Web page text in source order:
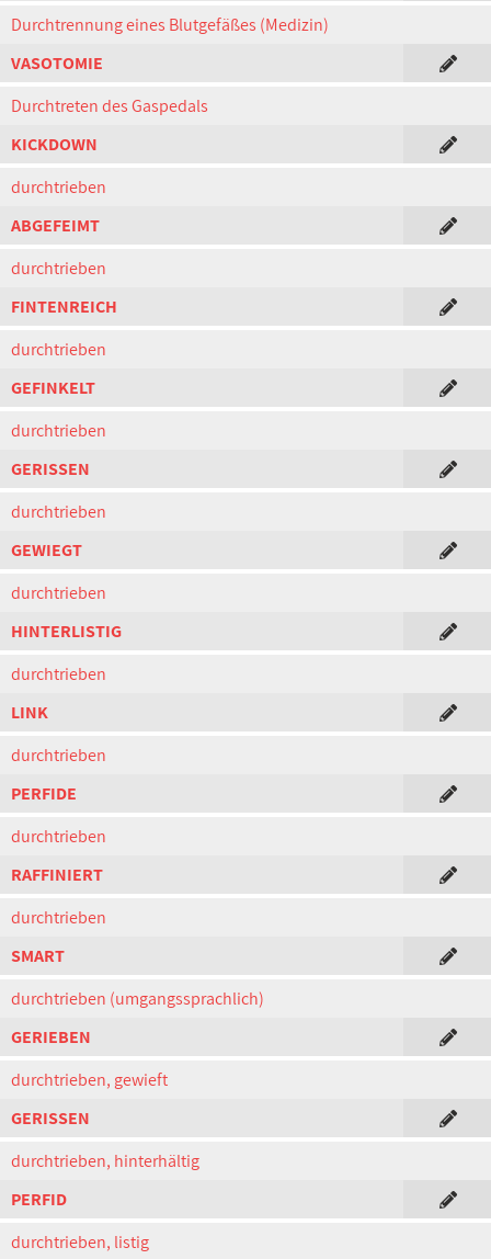
Durchtrennung eines Blutgefäßes (Medizin)
VASOTOMIE
Durchtreten des Gaspedals
KICKDOWN
durchtrieben
ABGEFEIMT
durchtrieben
FINTENREICH
durchtrieben
GEFINKELT
durchtrieben
GERISSEN
durchtrieben
GEWIEGT
durchtrieben
HINTERLISTIG
durchtrieben
LINK
durchtrieben
PERFIDE
durchtrieben
RAFFINIERT
durchtrieben
SMART
durchtrieben (umgangssprachlich)
GERIEBEN
durchtrieben, gewieft
GERISSEN
durchtrieben, hinterhältig
PERFID
durchtrieben, listig